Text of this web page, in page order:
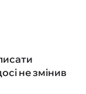
не змінив